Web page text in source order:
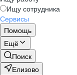
Ищу сотрудника
Сервисы
Помощь
Ещё
Поиск
Елизово